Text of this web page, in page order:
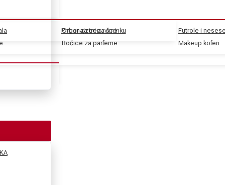
Pribor za trepavice
Organajzeri za šminku
Bočice za parfeme
Futrole i
Makeup koferi